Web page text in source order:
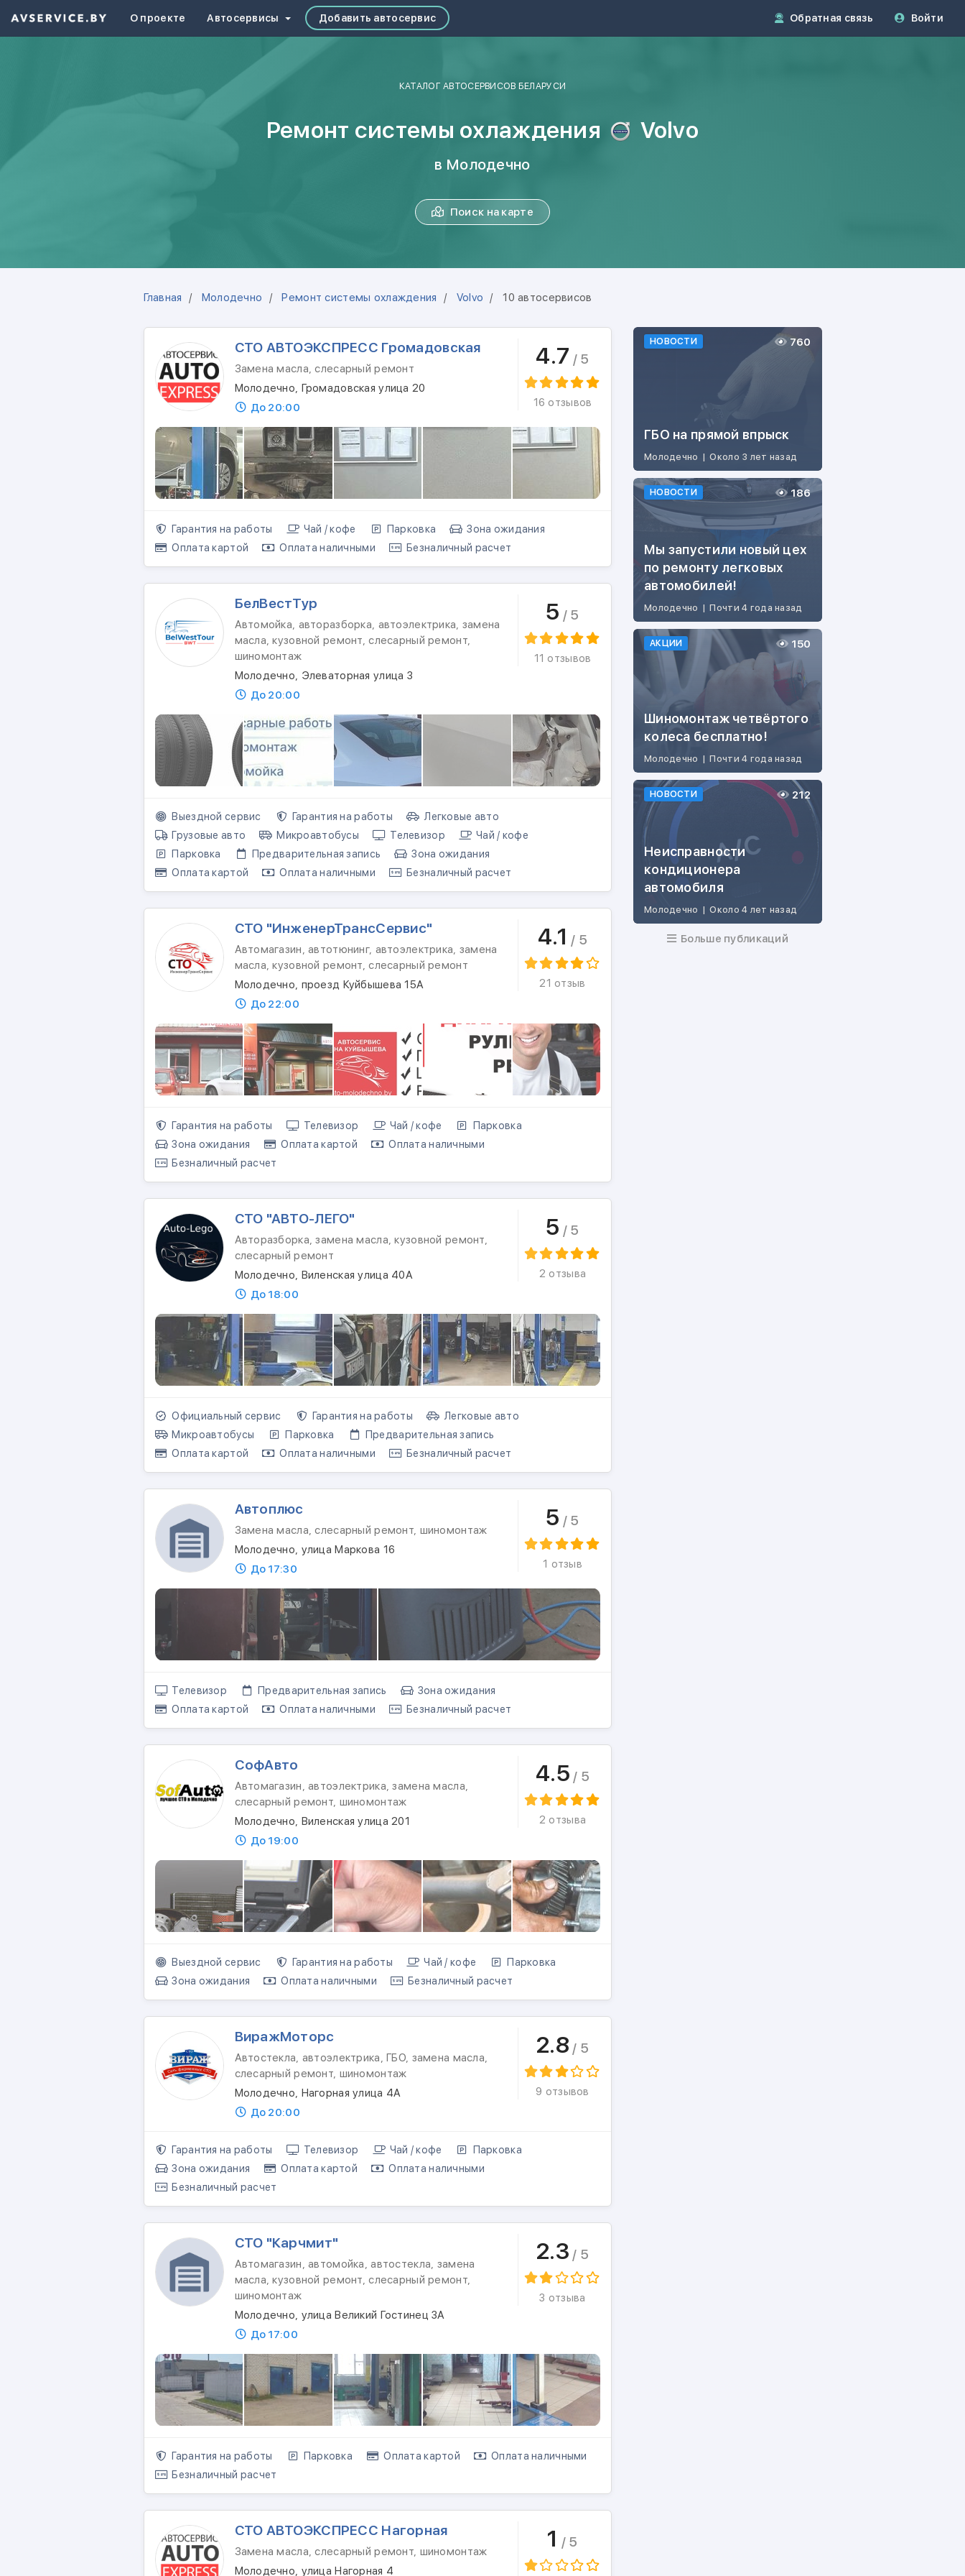
О проекте Автосервисы Добавить автосервис Обратная связь Войти
КАТАЛОГ АВТОСЕРВИСОВ БЕЛАРУСИ
Ремонт системы охлаждения Volvo
в Молодечно
Поиск на карте
Главная Молодечно Ремонт системы охлаждения Volvo 10 автосервисов
СТО АВТОЭКСПРЕСС Громадовская
Замена масла, слесарный ремонт
Молодечно, Громадовская улица 20
До 20:00
4.7 / 5
16 отзывов
Гарантия на работы Чай / кофе Парковка
Зона ожидания
Оплата картой
Оплата наличными Безналичный расчет
БелВестТур
Автомойка, авторазборка, автоэлектрика, замена
масла, кузовной ремонт, слесарный ремонт,
шиномонтаж
Молодечно, Элеваторная улица 3
До 20:00
5 / 5
11 отзывов
Выездной сервис Гарантия на работы
Легковые авто
Грузовые авто
Микроавтобусы Телевизор
Чай / кофе
Парковка
Предварительная запись
Зона ожидания
Оплата картой
Оплата наличными Безналичный расчет
СТО "ИнженерТрансСервис"
Автомагазин, автотюнинг, автоэлектрика, замена
масла, кузовной ремонт, слесарный ремонт
Молодечно, проезд Куйбышева 15А
До 22:00
4.1 / 5
21 отзыв
Гарантия на работы Телевизор Чай / кофе
Парковка
Зона ожидания
Оплата картой
Оплата наличными
Безналичный расчет
СТО "АВТО-ЛЕГО"
Авторазборка, замена масла, кузовной ремонт,
слесарный ремонт
Молодечно, Виленская улица 40А
До 18:00
5 / 5
2 отзыва
Официальный сервис Гарантия на работы
Легковые авто
Микроавтобусы
Парковка
Предварительная запись
Оплата картой
Оплата наличными Безналичный расчет
Автоплюс
Замена масла, слесарный ремонт, шиномонтаж
Молодечно, улица Маркова 16
До 17:30
5 / 5
1 отзыв
Телевизор Предварительная запись
Зона ожидания
Оплата картой
Оплата наличными Безналичный расчет
СофАвто
Автомагазин, автоэлектрика, замена масла,
слесарный ремонт, шиномонтаж
Молодечно, Виленская улица 201
До 19:00
4.5 / 5
2 отзыва
Выездной сервис Гарантия на работы Чай / кофе
Парковка
Зона ожидания
Оплата наличными Безналичный расчет
ВиражМоторс
Автостекла, автоэлектрика, ГБО, замена масла,
слесарный ремонт, шиномонтаж
Молодечно, Нагорная улица 4А
До 20:00
2.8 / 5
9 отзывов
Гарантия на работы Телевизор Чай / кофе
Парковка
Зона ожидания
Оплата картой
Оплата наличными
Безналичный расчет
СТО "Карчмит"
Автомагазин, автомойка, автостекла, замена
масла, кузовной ремонт, слесарный ремонт,
шиномонтаж
Молодечно, улица Великий Гостинец 3А
До 17:00
2.3 / 5
3 отзыва
Гарантия на работы Парковка Оплата картой
Оплата наличными
Безналичный расчет
СТО АВТОЭКСПРЕСС Нагорная
Замена масла, слесарный ремонт, шиномонтаж
Молодечно, улица Нагорная 4
1 / 5
НОВОСТИ
ГБО на прямой впрыск
Молодечно | Около 3 лет назад
760
НОВОСТИ
Мы запустили новый цех
по ремонту легковых
автомобилей!
Молодечно | Почти 4 года назад
186
АКЦИИ
Шиномонтаж четвёртого
колеса бесплатно!
Молодечно | Почти 4 года назад
150
НОВОСТИ
Неисправности
кондиционера
автомобиля
Молодечно | Около 4 лет назад
212
Больше публикаций